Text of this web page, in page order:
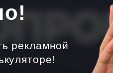
рекламной